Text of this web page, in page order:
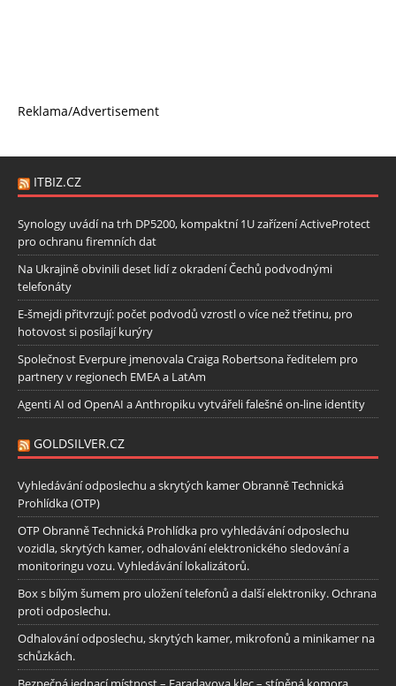
Reklama/Advertisement
ITBIZ.CZ
Synology uvádí na trh DP5200, kompaktní 1U zařízení ActiveProtect
pro ochranu firemních dat
Na Ukrajině obvinili deset lidí z okradení Čechů podvodnými
telefonáty
E-šmejdi přitvrzují: počet podvodů vzrostl o více než třetinu, pro
hotovost si posílají kurýry
Společnost Everpure jmenovala Craiga Robertsona ředitelem pro
partnery v regionech EMEA a LatAm
Agenti AI od OpenAI a Anthropiku vytvářeli falešné on-line identity
GOLDSILVER.CZ
Vyhledávání odposlechu a skrytých kamer Obranně Technická
Prohlídka (OTP)
OTP Obranně Technická Prohlídka pro vyhledávání odposlechu
vozidla, skrytých kamer, odhalování elektronického sledování a
monitoringu vozu. Vyhledávání lokalizátorů.
Box s bílým šumem pro uložení telefonů a další elektroniky. Ochrana
proti odposlechu.
Odhalování odposlechu, skrytých kamer, mikrofonů a minikamer na
schůzkách.